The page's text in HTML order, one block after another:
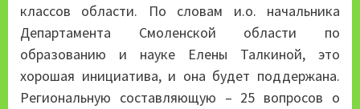
классов области. По словам и.о. начальника
Департамента Смоленской области по
образованию и науке Елены Талкиной, это
хорошая инициатива, и она будет поддержана.
Региональную составляющую – 25 вопросов о